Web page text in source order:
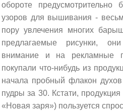
обороте предусмотрительно
узоров для вышивания -
пору увлечения многих
предлагаемые рисунки,
внимание и на рекламные
покупали что-нибудь из
начала пробный флакон
пудры за 30. Кстати,
«Новая заря») пользуется